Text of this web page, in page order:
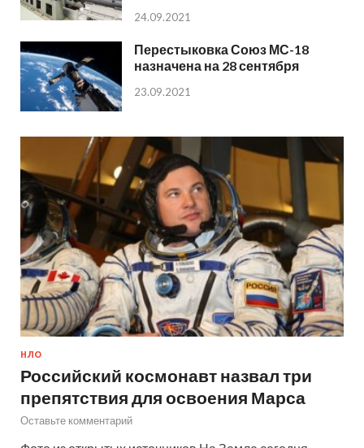
24.09.2021
Перестыковка Союз МС-18
назначена на 28 сентября
23.09.2021
НЛО
Российский космонавт назвал три
препятствия для освоения Марса
Оставьте комментарий